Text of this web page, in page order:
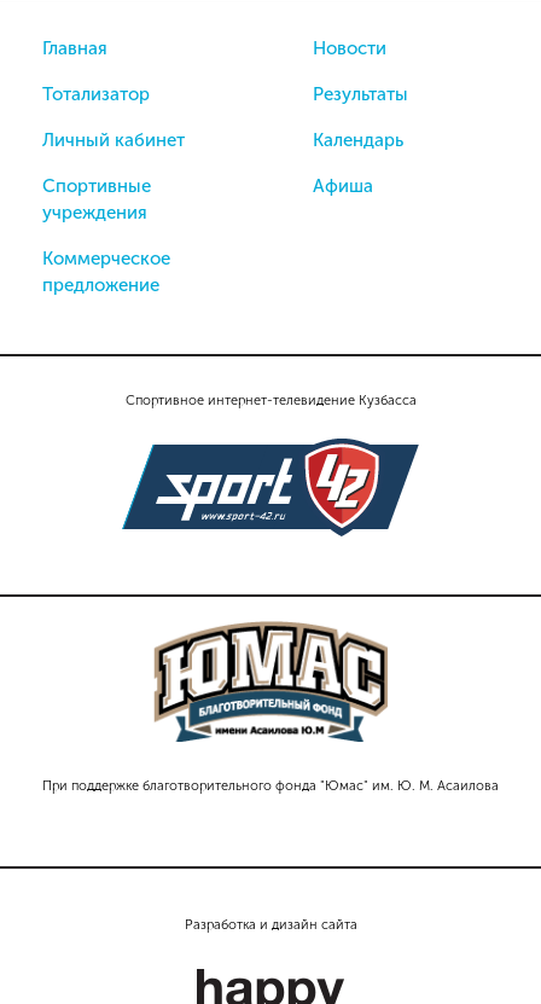
Спортивное интернет-телевидение Кузбасса
При поддержке благотворительного фонда "Юмас" им. Ю. М. Асаилова
Главная
Тотализатор
Личный кабинет
Спортивные
учреждения
Коммерческое
предложение
Новости
Результаты
Календарь
Афиша
Разработка и дизайн сайта